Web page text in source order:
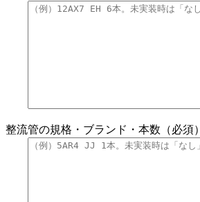
整流管の規格・ブランド・本数（必須）